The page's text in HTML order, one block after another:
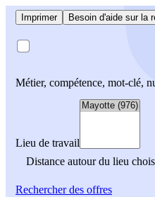
Imprimer Besoin d'aide sur la
Métier, compétence, mot-clé,
Lieu de travail
Distance autour du lieu
Rechercherdes offres